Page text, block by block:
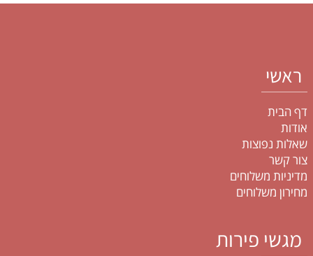
ראשי
דף הבית
אודות
שאלות נפוצות
צור קשר
מדיניות משלוחים
מחירון משלוחים
מגשי פירות